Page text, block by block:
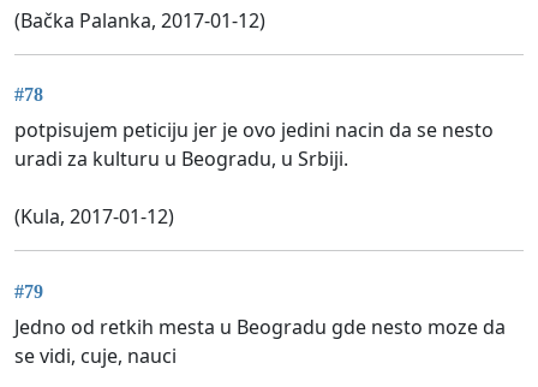
(Bačka Palanka, 2017-01-12)
#78
potpisujem peticiju jer je ovo jedini nacin da se nesto
uradi za kulturu u Beogradu, u Srbiji.
(Kula, 2017-01-12)
#79
Jedno od retkih mesta u Beogradu gde nesto moze da
se vidi, cuje, nauci